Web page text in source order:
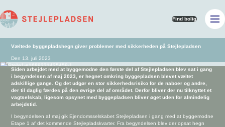
Find bolig
Væltede byggepladshegn giver problemer med sikkerheden på Stejlepladsen
Den 13. juli 2023
Siden arbejdet med at byggemodne den første del af Stejlepladsen blev sat i gang
i begyndelsen af maj 2023, er hegnet omkring byggepladsen blevet væltet
adskillige gange. Og det udgør en stor sikkerhedsrisiko for de naboer og andre,
der til daglig færdes på den øvrige del af området. Derfor bliver der nu tilknyttet et
vagtselskab, ligesom opsynet med byggepladsen bliver øget uden for almindelig
arbejdstid.
I begyndelsen af maj gik Ejendomsselskabet Stejlepladsen i gang med at byggemodne
Etape 1 af det kommende Stejlepladskvarter. Fra begyndelsen blev der opsat hegn